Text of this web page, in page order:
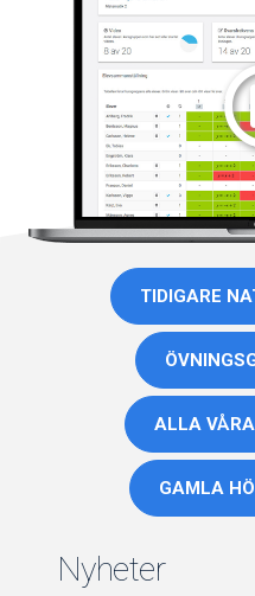
TIDIGARE
ALLA
GAMLA
Nyheter